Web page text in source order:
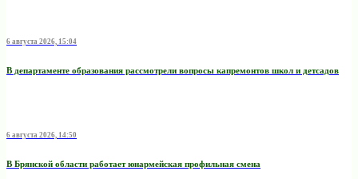
6 августа 2026, 15:04
В департаменте образования рассмотрели вопросы капремонтов школ и детсадов
6 августа 2026, 14:50
В Брянской области работает юнармейская профильная смена